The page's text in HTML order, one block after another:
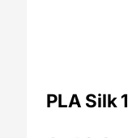
PLA Silk